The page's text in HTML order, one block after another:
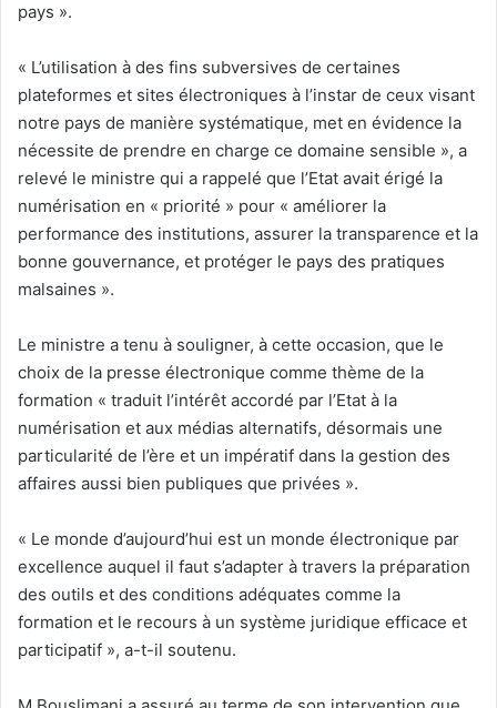
pays ».
« L’utilisation à des fins subversives de certaines
plateformes et sites électroniques à l’instar de ceux visant
notre pays de manière systématique, met en évidence la
nécessite de prendre en charge ce domaine sensible », a
relevé le ministre qui a rappelé que l’Etat avait érigé la
numérisation en « priorité » pour « améliorer la
performance des institutions, assurer la transparence et la
bonne gouvernance, et protéger le pays des pratiques
malsaines ».
Le ministre a tenu à souligner, à cette occasion, que le
choix de la presse électronique comme thème de la
formation « traduit l’intérêt accordé par l’Etat à la
numérisation et aux médias alternatifs, désormais une
particularité de l’ère et un impératif dans la gestion des
affaires aussi bien publiques que privées ».
« Le monde d’aujourd’hui est un monde électronique par
excellence auquel il faut s’adapter à travers la préparation
des outils et des conditions adéquates comme la
formation et le recours à un système juridique efficace et
participatif », a-t-il soutenu.